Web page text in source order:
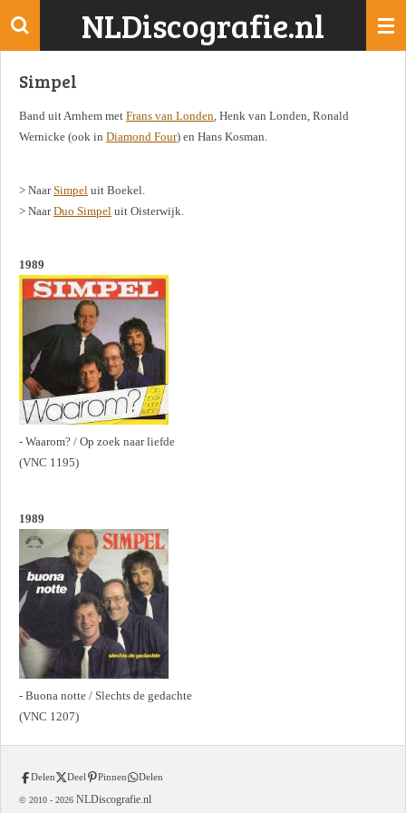
Ga
de
NLDiscografie.nl
Simpel
Band uit Arnhem met Frans van Londen, Henk van Londen, Ronald
Wernicke (ook in Diamond Four) en Hans Kosman.
> NaarSimpel uit Boekel.
> NaarDuo Simpel uit Oisterwijk.
1989
- Waarom? / Op zoek naar liefde
(VNC 1195)
1989
- Buona notte / Slechts de gedachte
(VNC 1207)
Delen Deel Pinnen Delen
© 2010 - 2026 NLDiscografie.nl